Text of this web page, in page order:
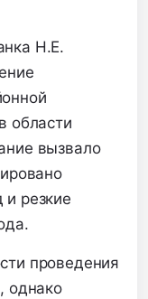
Н.Е.
области
вызвало
резкие
проведения
однако